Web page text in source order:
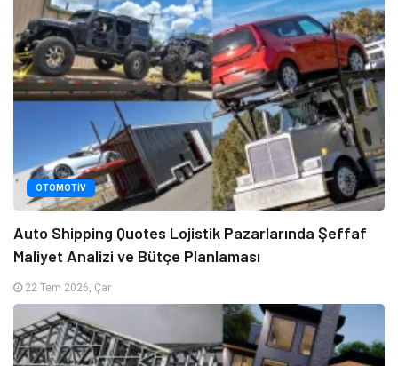
OTOMOTIV
Auto Shipping Quotes Lojistik Pazarlarında Şeffaf
Maliyet Analizi ve Bütçe Planlaması
22 Tem 2026, Çar